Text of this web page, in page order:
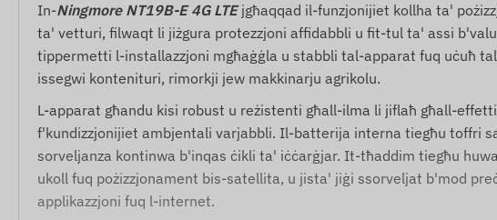
In-Ningmore NT19B-E 4G LTEjgħaqqad il-funzjonijiet kollha ta'
ta' vetturi, filwaqt li jiżgura protezzjoni affidabbli u fit-tul ta' assi
tippermetti l-installazzjoni mgħaġġla u stabbli tal-apparat fuq uċuħ
issegwi kontenituri, rimorkji jew makkinarju agrikolu.
L-apparat għandu kisi robust u reżistenti għall-ilma li jiflaħ għall-
f'kundizzjonijiet ambjentali varjabbli. Il-batterija interna tiegħu toffri
sorveljanza kontinwa b'inqas ċikli ta' iċċarġjar. It-tħaddim tiegħu
ukoll fuq pożizzjonament bis-satellita, u jista' jiġi ssorveljat b'mod
applikazzjoni fuq l-internet.